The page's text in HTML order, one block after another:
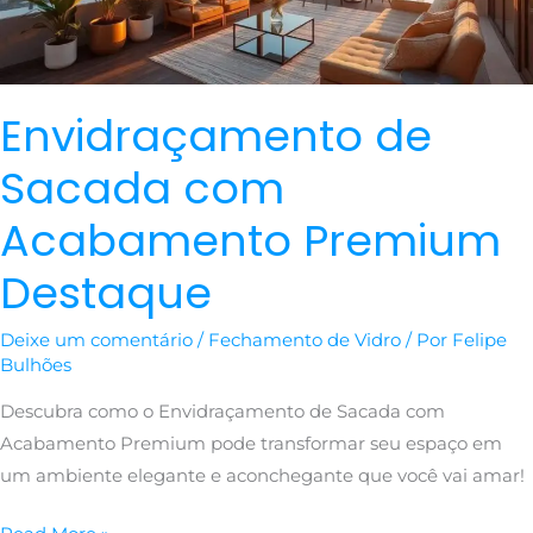
Envidraçamento de
Sacada com
Acabamento Premium
Destaque
Deixe um comentário / Fechamento de Vidro / Por Felipe
Bulhões
Descubra como o Envidraçamento de Sacada com
Acabamento Premium pode transformar seu espaço em
um ambiente elegante e aconchegante que você vai amar!